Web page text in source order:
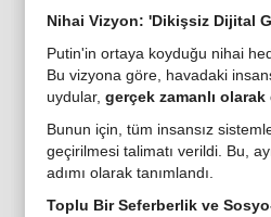
Nihai Vizyon: 'Dikişsiz Dijital
Putin'in ortaya koyduğu nihai
Bu vizyona göre, havadaki
uydular, gerçek zamanlı
Bunun için, tüm insansız
geçirilmesi talimatı verildi. Bu,
adımı olarak tanımlandı.
Toplu Bir Seferberlik ve